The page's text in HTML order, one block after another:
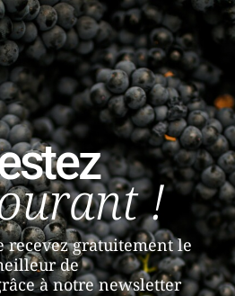
!
recevez gratuitement le
de
à notre newsletter